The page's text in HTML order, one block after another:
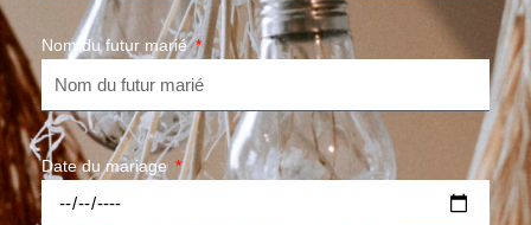
Nom du futur marié
Date du mariage